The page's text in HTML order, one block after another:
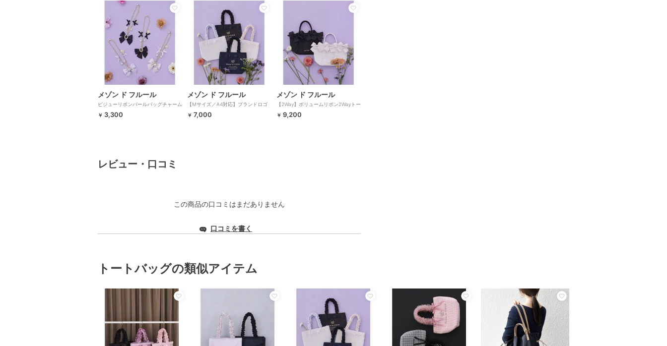
メゾン ド フルール
ビジューリボンパールバッグチャーム
￥ 3,300
メゾン ド フルール
【Mサイズ／A4対応】ブランドロゴ
フリルハンドルトートMバッグ
￥ 7,000
メゾン ド フルール
【2Way】ボリュームリボン2Wayトー
トバッグ
￥ 9,200
レビュー・口コミ
この商品の口コミはまだありません
口コミを書く
トートバッグの類似アイテム